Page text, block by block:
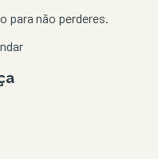
para não perderes.